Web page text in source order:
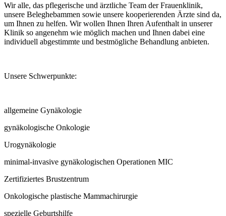
Wir alle, das pflegerische und ärztliche Team der Frauenklinik,
unsere Beleghebammen sowie unsere kooperierenden Ärzte sind da,
um Ihnen zu helfen. Wir wollen Ihnen Ihren Aufenthalt in unserer
Klinik so angenehm wie möglich machen und Ihnen dabei eine
individuell abgestimmte und bestmögliche Behandlung anbieten.
Unsere Schwerpunkte:
allgemeine Gynäkologie
gynäkologische Onkologie
Urogynäkologie
minimal-invasive gynäkologischen Operationen MIC
Zertifiziertes Brustzentrum
Onkologische plastische Mammachirurgie
spezielle Geburtshilfe